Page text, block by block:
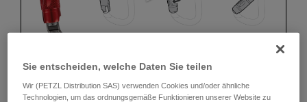
ERGONOMIE
Sie entscheiden, welche Daten Sie teilen
Wir (PETZL Distribution SAS) verwenden Cookies und/oder ähnliche
Technologien, um das ordnungsgemäße Funktionieren unserer Website zu